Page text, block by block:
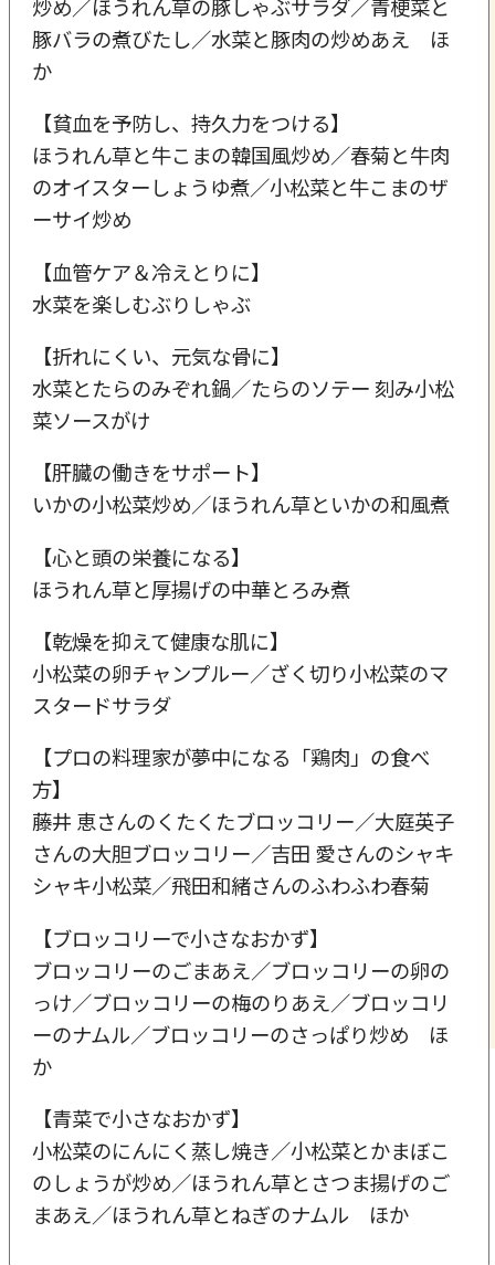
炒め／ほうれん草の豚しゃぶサラダ／青梗菜と
豚バラの煮びたし／水菜と豚肉の炒めあえ ほ
か
【貧血を予防し、持久力をつける】
ほうれん草と牛こまの韓国風炒め／春菊と牛肉
のオイスターしょうゆ煮／小松菜と牛こまのザ
ーサイ炒め
【血管ケア＆冷えとりに】
水菜を楽しむぶりしゃぶ
【折れにくい、元気な骨に】
水菜とたらのみぞれ鍋／たらのソテー 刻み小松
菜ソースがけ
【肝臓の働きをサポート】
いかの小松菜炒め／ほうれん草といかの和風煮
【心と頭の栄養になる】
ほうれん草と厚揚げの中華とろみ煮
【乾燥を抑えて健康な肌に】
小松菜の卵チャンプルー／ざく切り小松菜のマ
スタードサラダ
【プロの料理家が夢中になる「鶏肉」の食べ
方】
藤井 恵さんのくたくたブロッコリー／大庭英子
さんの大胆ブロッコリー／吉田 愛さんのシャキ
シャキ小松菜／飛田和緒さんのふわふわ春菊
【ブロッコリーで小さなおかず】
ブロッコリーのごまあえ／ブロッコリーの卵の
っけ／ブロッコリーの梅のりあえ／ブロッコリ
ーのナムル／ブロッコリーのさっぱり炒め ほ
か
【青菜で小さなおかず】
小松菜のにんにく蒸し焼き／小松菜とかまぼこ
のしょうが炒め／ほうれん草とさつま揚げのご
まあえ／ほうれん草とねぎのナムル ほか